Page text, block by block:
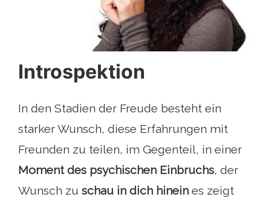
Introspektion
In den Stadien der Freude besteht ein
starker Wunsch, diese Erfahrungen mit
Freunden zu teilen, im Gegenteil, in einer
Moment des psychischen Einbruchs, der
Wunsch zu schau in dich hinein es zeigt